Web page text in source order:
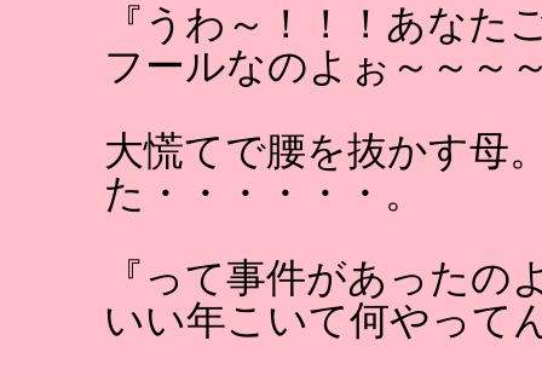
『うわ～！！！あなた
フールなのよぉ～～～
大慌てで腰を抜かす
た・・・・・・。
『って事件があった
いい年こいて何やって